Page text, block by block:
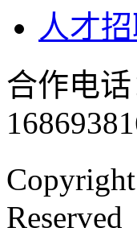
人才
合作电
Reserved